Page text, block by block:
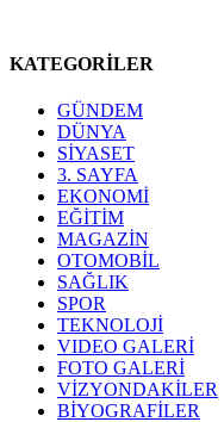
KATEGORİLER
GÜNDEM
DÜNYA
SİYASET
3. SAYFA
EKONOMİ
EĞİTİM
MAGAZİN
OTOMOBİL
SAĞLIK
SPOR
TEKNOLOJİ
VIDEO GALERİ
FOTO GALERİ
VİZYONDAKİLER
BİYOGRAFİLER